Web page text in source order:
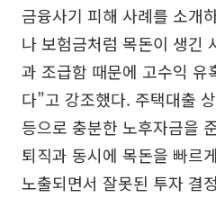
금융사기 피해 사례를 소개
나 보험금처럼 목돈이 생긴
과 조급함 때문에 고수익 유
다”고 강조했다. 주택대출
등으로 충분한 노후자금을
퇴직과 동시에 목돈을 빠르
노출되면서 잘못된 투자 결